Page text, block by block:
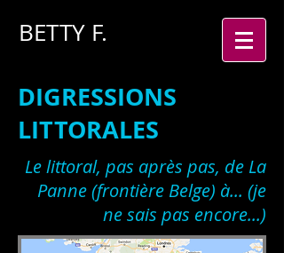
BETTY F.
DIGRESSIONS
LITTORALES
Le littoral, pas après pas, de La
Panne (frontière Belge) à... (je
ne sais pas encore...)